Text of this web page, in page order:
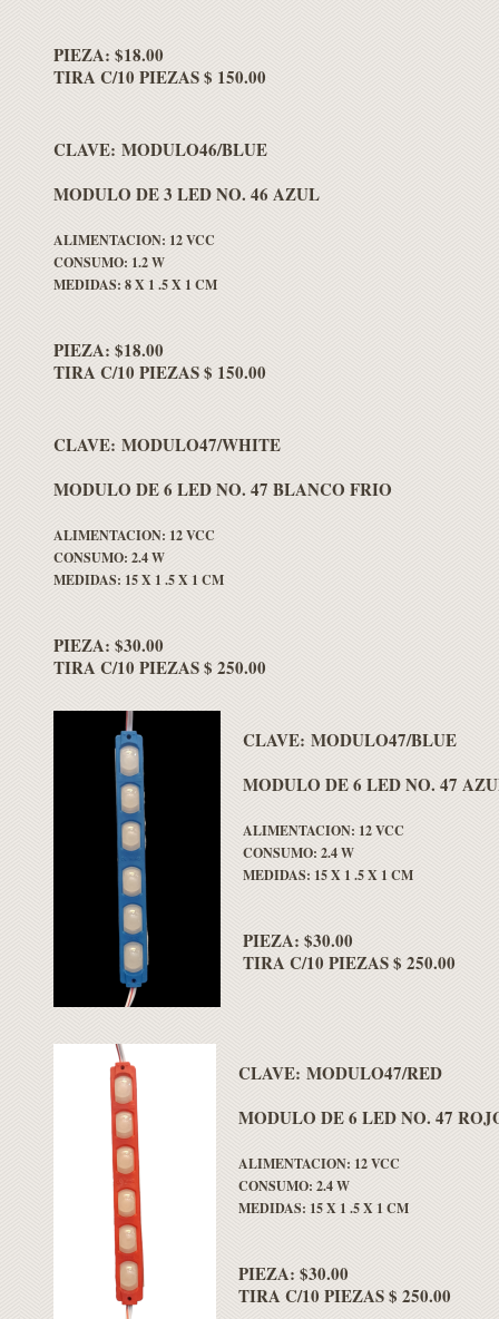
PIEZA: $18.00
TIRA C/10 PIEZAS $ 150.00
CLAVE: MODULO46/BLUE
MODULO DE 3 LED NO. 46 AZUL
ALIMENTACION: 12 VCC
CONSUMO: 1.2 W
MEDIDAS: 8 X 1 .5 X 1 CM
PIEZA: $18.00
TIRA C/10 PIEZAS $ 150.00
CLAVE: MODULO47/WHITE
MODULO DE 6 LED NO. 47 BLANCO FRIO
ALIMENTACION: 12 VCC
CONSUMO: 2.4 W
MEDIDAS: 15 X 1 .5 X 1 CM
PIEZA: $30.00
TIRA C/10 PIEZAS $ 250.00
CLAVE: MODULO47/BLUE
MODULO DE 6 LED NO. 47
ALIMENTACION: 12 VCC
CONSUMO: 2.4 W
MEDIDAS: 15 X 1 .5 X 1 CM
PIEZA: $30.00
TIRA C/10 PIEZAS $ 250.00
CLAVE: MODULO47/RED
MODULO DE 6 LED NO. 47
ALIMENTACION: 12 VCC
CONSUMO: 2.4 W
MEDIDAS: 15 X 1 .5 X 1 CM
PIEZA: $30.00
TIRA C/10 PIEZAS $ 250.00